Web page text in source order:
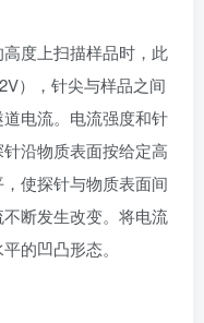
度上扫描样品时，此
），针尖与样品之间
电流。电流强度和针
沿物质表面按给定高
使探针与物质表面间
断发生改变。将电流
的凹凸形态。